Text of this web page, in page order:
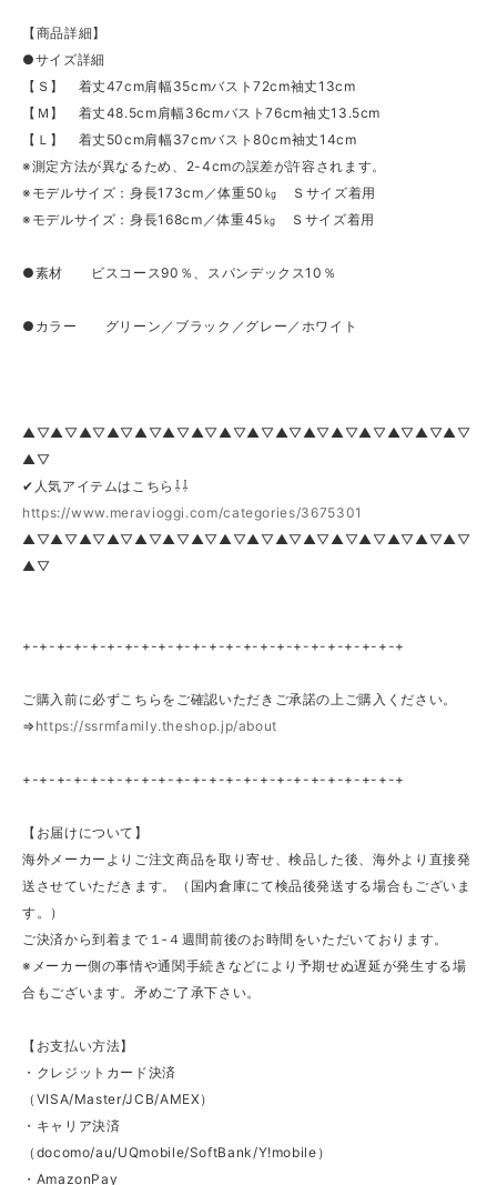
【商品詳細】
●サイズ詳細
【Ｓ】 着丈47cm肩幅35cmバスト72cm袖丈13cm
【Ｍ】 着丈48.5cm肩幅36cmバスト76cm袖丈13.5cm
【Ｌ】 着丈50cm肩幅37cmバスト80cm袖丈14cm
※測定方法が異なるため、2-4cmの誤差が許容されます。
※モデルサイズ：身長173cm／体重50㎏ Ｓサイズ着用
※モデルサイズ：身長168cm／体重45㎏ Ｓサイズ着用
●素材 ビスコース90％、スパンデックス10％
●カラー グリーン／ブラック／グレー／ホワイト
▲▽▲▽▲▽▲▽▲▽▲▽▲▽▲▽▲▽▲▽▲▽▲▽▲▽▲▽▲▽▲▽
▲▽
✔人気アイテムはこちら⇩⇩
https://www.meravioggi.com/categories/3675301
▲▽▲▽▲▽▲▽▲▽▲▽▲▽▲▽▲▽▲▽▲▽▲▽▲▽▲▽▲▽▲▽
▲▽
+-+-+-+-+-+-+-+-+-+-+-+-+-+-+-+-+-+-+-+-+-+-+
ご購入前に必ずこちらをご確認いただきご承諾の上ご購入ください。
⇒ https://ssrmfamily.theshop.jp/about
+-+-+-+-+-+-+-+-+-+-+-+-+-+-+-+-+-+-+-+-+-+-+
【お届けについて】
海外メーカーよりご注文商品を取り寄せ、検品した後、海外より直接発
送させていただきます。（国内倉庫にて検品後発送する場合もございま
す。）
ご決済から到着まで１‐４週間前後のお時間をいただいております。
※メーカー側の事情や通関手続きなどにより予期せぬ遅延が発生する場
合もございます。矛めご了承下さい。
【お支払い方法】
・クレジットカード決済
（VISA/Master/JCB/AMEX）
・キャリア決済
（docomo/au/UQmobile/SoftBank/Y!mobile）
・AmazonPay